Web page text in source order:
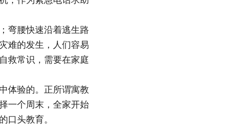
弯腰快速沿着逃生路
难的发生，人们容易
救常识，需要在家庭
体验的。正所谓寓教
一个周末，全家开始
口头教育。